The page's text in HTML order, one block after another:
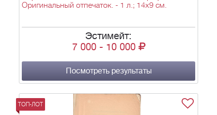
Оригинальный отпечаток. - 1 л.; 14х9 см.
Эстимейт:
7 000- 10 000
Посмотреть результаты
ТОП-ЛОТ